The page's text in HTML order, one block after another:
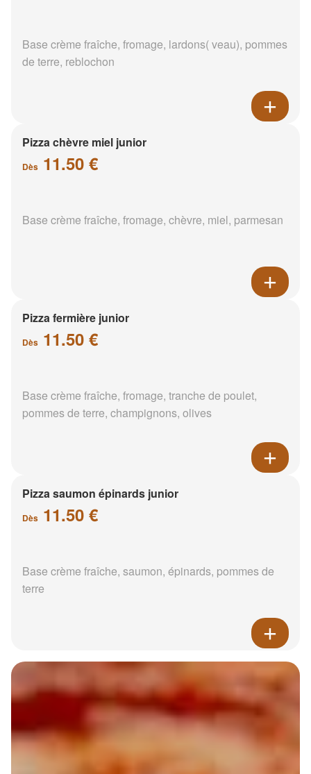
Base crème fraîche, fromage, lardons( veau), pommes
de terre, reblochon
Pizza chèvre miel junior
Dès 11.50 €
Base crème fraîche, fromage, chèvre, miel, parmesan
Pizza fermière junior
Dès 11.50 €
Base crème fraîche, fromage, tranche de poulet,
pommes de terre, champignons, olives
Pizza saumon épinards junior
Dès 11.50 €
Base crème fraîche, saumon, épinards, pommes de
terre